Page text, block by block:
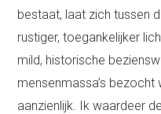
bestaat, laat zich tussen
rustiger, toegankelijker
mild, historische
mensenmassa’s bezocht
aanzienlijk. Ik waardeer